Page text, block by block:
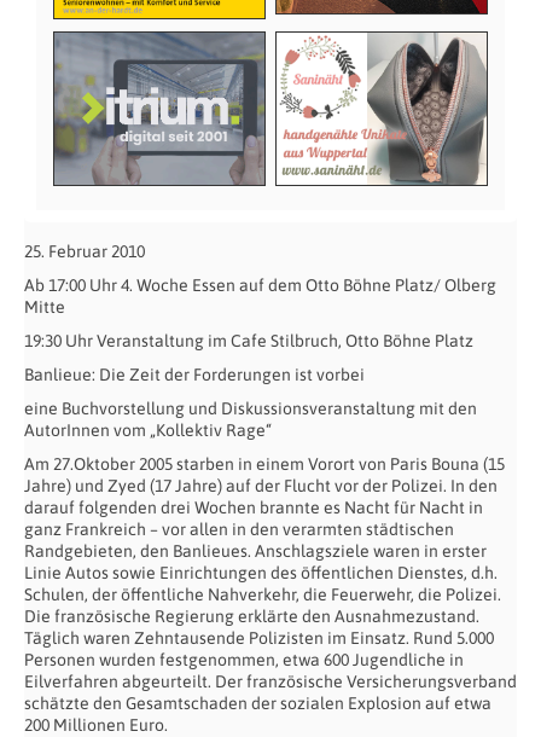
25. Februar 2010
Ab 17:00 Uhr 4. Woche Essen auf dem Otto Böhne Platz/ Olberg
Mitte
19:30 Uhr Veranstaltung im Cafe Stilbruch, Otto Böhne Platz
Banlieue: Die Zeit der Forderungen ist vorbei
eine Buchvorstellung und Diskussionsveranstaltung mit den
AutorInnen vom „Kollektiv Rage“
Am 27.Oktober 2005 starben in einem Vorort von Paris Bouna (15
Jahre) und Zyed (17 Jahre) auf der Flucht vor der Polizei. In den
darauf folgenden drei Wochen brannte es Nacht für Nacht in
ganz Frankreich – vor allen in den verarmten städtischen
Randgebieten, den Banlieues. Anschlagsziele waren in erster
Linie Autos sowie Einrichtungen des öffentlichen Dienstes, d.h.
Schulen, der öffentliche Nahverkehr, die Feuerwehr, die Polizei.
Die französische Regierung erklärte den Ausnahmezustand.
Täglich waren Zehntausende Polizisten im Einsatz. Rund 5.000
Personen wurden festgenommen, etwa 600 Jugendliche in
Eilverfahren abgeurteilt. Der französische Versicherungsverband
schätzte den Gesamtschaden der sozialen Explosion auf etwa
200 Millionen Euro.